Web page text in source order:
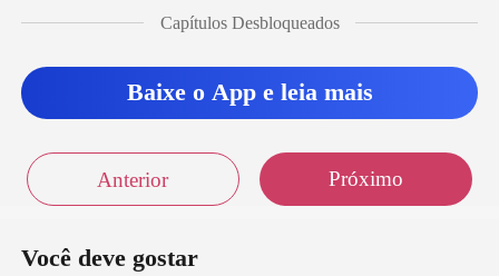
Capítulos Desbloqueados
Baixe o App e leia mais
Anterior Próximo
Você deve gostar